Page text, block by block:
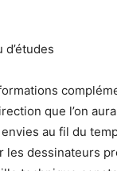
que l’on
au fil du
les dessinateurs